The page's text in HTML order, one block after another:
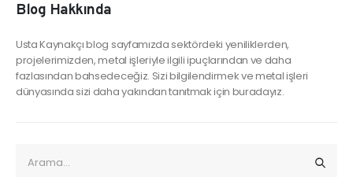
Blog Hakkında
Usta Kaynakçı blog sayfamızda sektördeki yeniliklerden,
projelerimizden, metal işleriyle ilgili ipuçlarından ve daha
fazlasından bahsedeceğiz. Sizi bilgilendirmek ve metal işleri
dünyasında sizi daha yakından tanıtmak için buradayız.